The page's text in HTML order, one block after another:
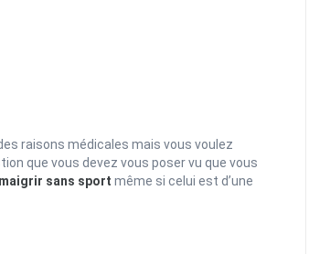
raisons médicales mais vous voulez
que vous devez vous poser vu que vous
maigrir sans sport même si celui est d’une